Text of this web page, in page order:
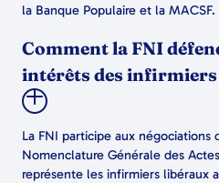
la Banque Populaire et la MACSF.
Comment la FNI
intérêts des infirmiers
La FNI participe aux
Nomenclature Générale des
représente les infirmiers libéraux